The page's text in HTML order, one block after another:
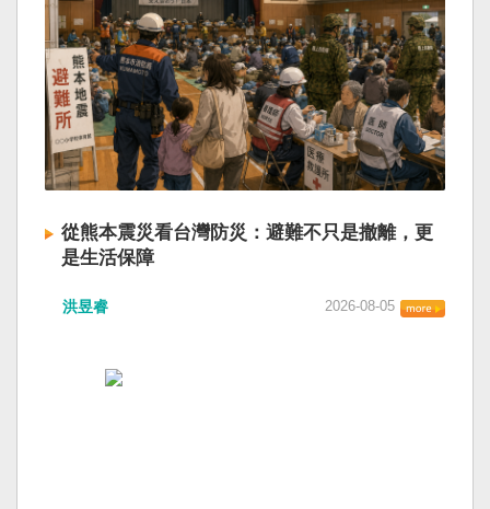
從熊本震災看台灣防災：避難不只是撤離，更
是生活保障
洪昱睿 2026-08-05